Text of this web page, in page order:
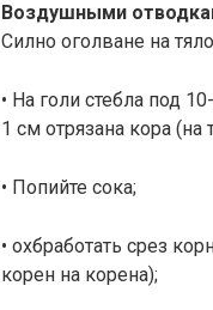
Воздушными
Силно оголване на
• На голи стебла под
1 см отрязана кора
• Попийте сока;
• охбработать срез
корен на корена);